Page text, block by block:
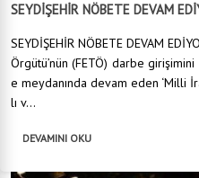
SEYDİŞEHİR NÖBETE DEVAM
SEYDİŞEHİR NÖBETE DEVAM
Örgütü’nün (FETÖ) darbe
e meydanında devam eden ‘Milli
lı v...
DEVAMINI OKU